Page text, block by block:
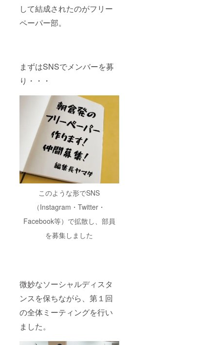
して結成されたのがフリー
ペーパー部。
まずはSNSでメンバーを募
り・・・
このような形でSNS
（Instagram・Twitter・
Facebook等）で拡散し、部員
を募集しました
微妙なソーシャルディスタ
ンスを保ちながら、第１回
の全体ミーティングを行い
ました。